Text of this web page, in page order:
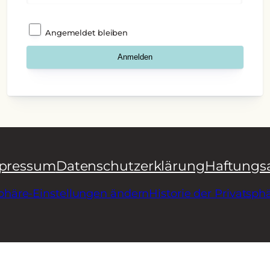
Angemeldet bleiben
Datenschutzerklärung
Einstellungen ändernHistorie der